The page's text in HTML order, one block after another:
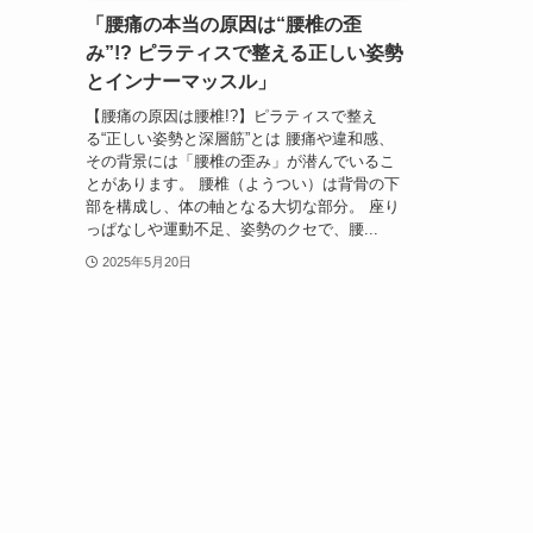
「腰痛の本当の原因は“腰椎の歪
み”!? ピラティスで整える正しい姿勢
とインナーマッスル」
【腰痛の原因は腰椎!?】ピラティスで整え
る“正しい姿勢と深層筋”とは 腰痛や違和感、
その背景には「腰椎の歪み」が潜んでいるこ
とがあります。 腰椎（ようつい）は背骨の下
部を構成し、体の軸となる大切な部分。 座り
っぱなしや運動不足、姿勢のクセで、腰...
2025年5月20日